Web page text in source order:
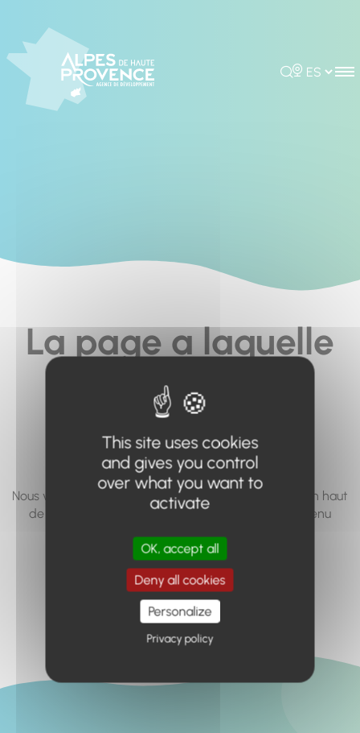
Rechercher
Choisir la
La page a laquelle
vous cherchez à
accéder n'existe
pas... ou plus.
Nous vous invitons à utiliser le moteur de recherche en haut
de page, ou à utiliser le menu pour trouver le contenu
Retour à l'accueil
This site uses cookies
and gives you control
over what you want to
activate
OK, accept all
Deny all cookies
Personalize
Privacy policy